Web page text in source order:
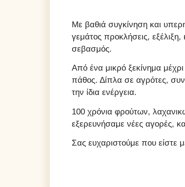
Με βαθιά συγκίνηση και
γεμάτος προκλήσεις,
σεβασμός.
Από ένα μικρό ξεκίνημα
πάθος. Δίπλα σε αγρότες,
την ίδια ενέργεια.
100 χρόνια φρούτων,
εξερευνήσαμε νέες αγορές,
Σας ευχαριστούμε που είστε